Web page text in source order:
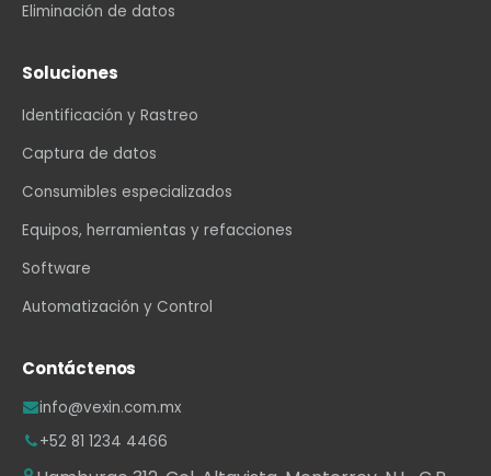
Eliminación de datos
Soluciones
Identificación y Rastreo
Captura de datos
Consumibles especializados
Equipos, herramientas y refacciones
Software
Automatización y Control
Contáctenos
info@vexin.com.mx
+52 81 1234 4466